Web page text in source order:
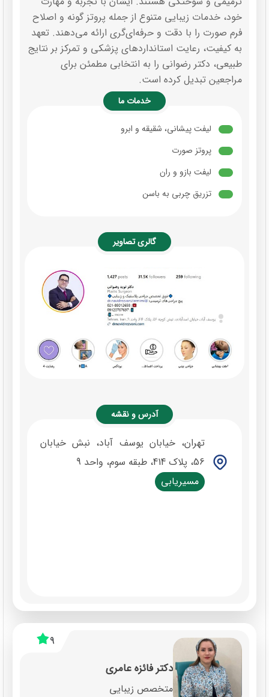
خود، خدمات زیبایی متنوع از جمله پروتز گونه و اصلاح
فرم صورت را با دقت و حرفه‌ای‌گری ارائه می‌دهند. تعهد
به کیفیت، رعایت استانداردهای پزشکی و تمرکز بر نتایج
طبیعی، دکتر رضوانی را به انتخابی مطمئن برای
مراجعین تبدیل کرده است.
خدمات ما
لیفت پیشانی، شقیقه و ابرو
پروتز صورت
لیفت بازو و ران
تزریق چربی به باسن
گالری تصاویر
آدرس و نقشه
تهران، خیابان یوسف آباد، نبش خیابان
56، پلاک 414، طبقه سوم، واحد 9
مسیریابی
9
دکتر فائزه عامری
متخصص زیبایی